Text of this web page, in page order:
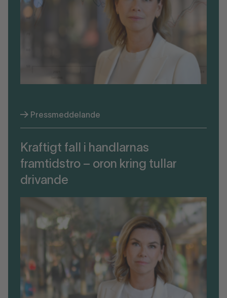
Pressmeddelande
Kraftigt fall i handlarnas
framtidstro – oron kring tullar
drivande